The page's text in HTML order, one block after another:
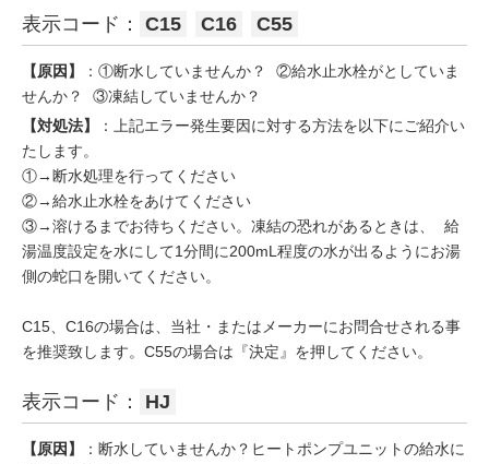
表示コード： C15 C16 C55
【原因】
：①断水していませんか？ ②給水止水栓がとしていま
せんか？ ③凍結していませんか？
【対処法】
：上記エラー発生要因に対する方法を以下にご紹介い
たします。
①→断水処理を行ってください
②→給水止水栓をあけてください
③→溶けるまでお待ちください。凍結の恐れがあるときは、 給
湯温度設定を水にして1分間に200mL程度の水が出るようにお湯
側の蛇口を開いてください。
C15、C16の場合は、当社・またはメーカーにお問合せされる事
を推奨致します。C55の場合は『決定』を押してください。
表示コード： HJ
【原因】
：断水していませんか？ヒートポンプユニットの給水に